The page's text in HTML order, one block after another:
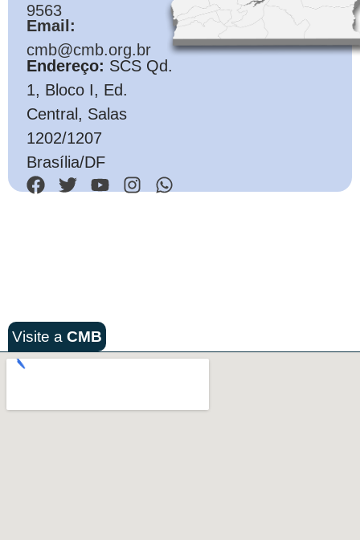
9563
Email:
cmb@cmb.org.br
Endereço: SCS Qd.
1, Bloco I, Ed.
Central, Salas
1202/1207
Brasília/DF
Visite a CMB